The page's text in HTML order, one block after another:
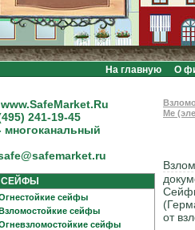
На главную О
241-19-45
многоканальный
СЕЙФЫ
сейфы
сейфы
сейфы
Me
от